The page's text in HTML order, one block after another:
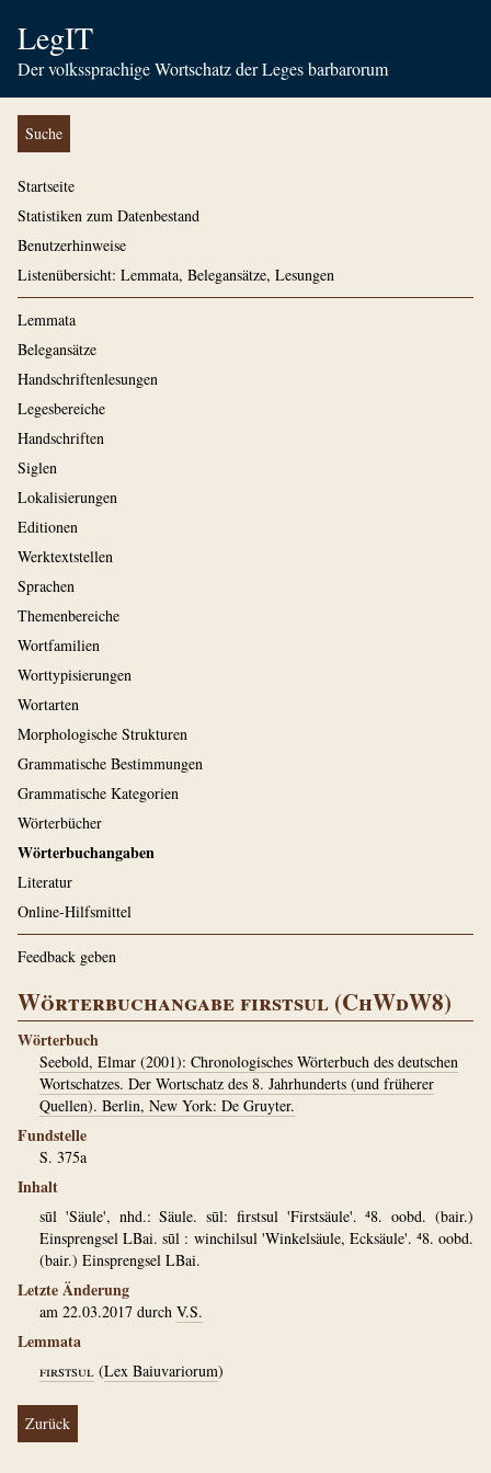
LegIT
Der volkssprachige Wortschatz der Leges barbarorum
Suche
Startseite
Statistiken zum Datenbestand
Benutzerhinweise
Listenübersicht: Lemmata, Belegansätze, Lesungen
Lemmata
Belegansätze
Handschriftenlesungen
Legesbereiche
Handschriften
Siglen
Lokalisierungen
Editionen
Werktextstellen
Sprachen
Themenbereiche
Wortfamilien
Worttypisierungen
Wortarten
Morphologische Strukturen
Grammatische Bestimmungen
Grammatische Kategorien
Wörterbücher
Wörterbuchangaben
Literatur
Online-Hilfsmittel
Feedback geben
Wörterbuchangabe firstsul (ChWdW8)
Wörterbuch
Seebold, Elmar (2001): Chronologisches Wörterbuch des deutschen
Wortschatzes. Der Wortschatz des 8. Jahrhunderts (und früherer
Quellen). Berlin, New York: De Gruyter.
Fundstelle
S. 375a
Inhalt
sūl 'Säule', nhd.: Säule. sūl: firstsul 'Firstsäule'. ⁴8. oobd. (bair.)
Einsprengsel LBai. sūl : winchilsul 'Winkelsäule, Ecksäule'. ⁴8. oobd.
(bair.) Einsprengsel LBai.
Letzte Änderung
am 22.03.2017 durch V.S.
Lemmata
firstsul (Lex Baiuvariorum)
Zurück